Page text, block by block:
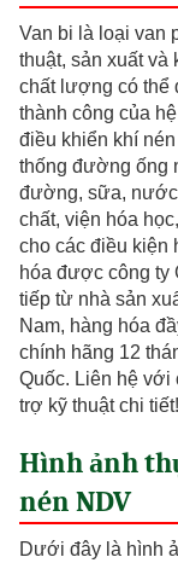
Van bi là loại van
thuật, sản xuất và
chất lượng có thể
thành công của
điều khiển khí
thống đường ống
đường, sữa, nước
chất, viện hóa
cho các điều
hóa được công ty
tiếp từ nhà sản
Nam, hàng hóa
chính hãng 12
Quốc. Liên hệ với
trợ kỹ thuật chi tiết!
Hình ảnh
nén NDV
Dưới đây là hình